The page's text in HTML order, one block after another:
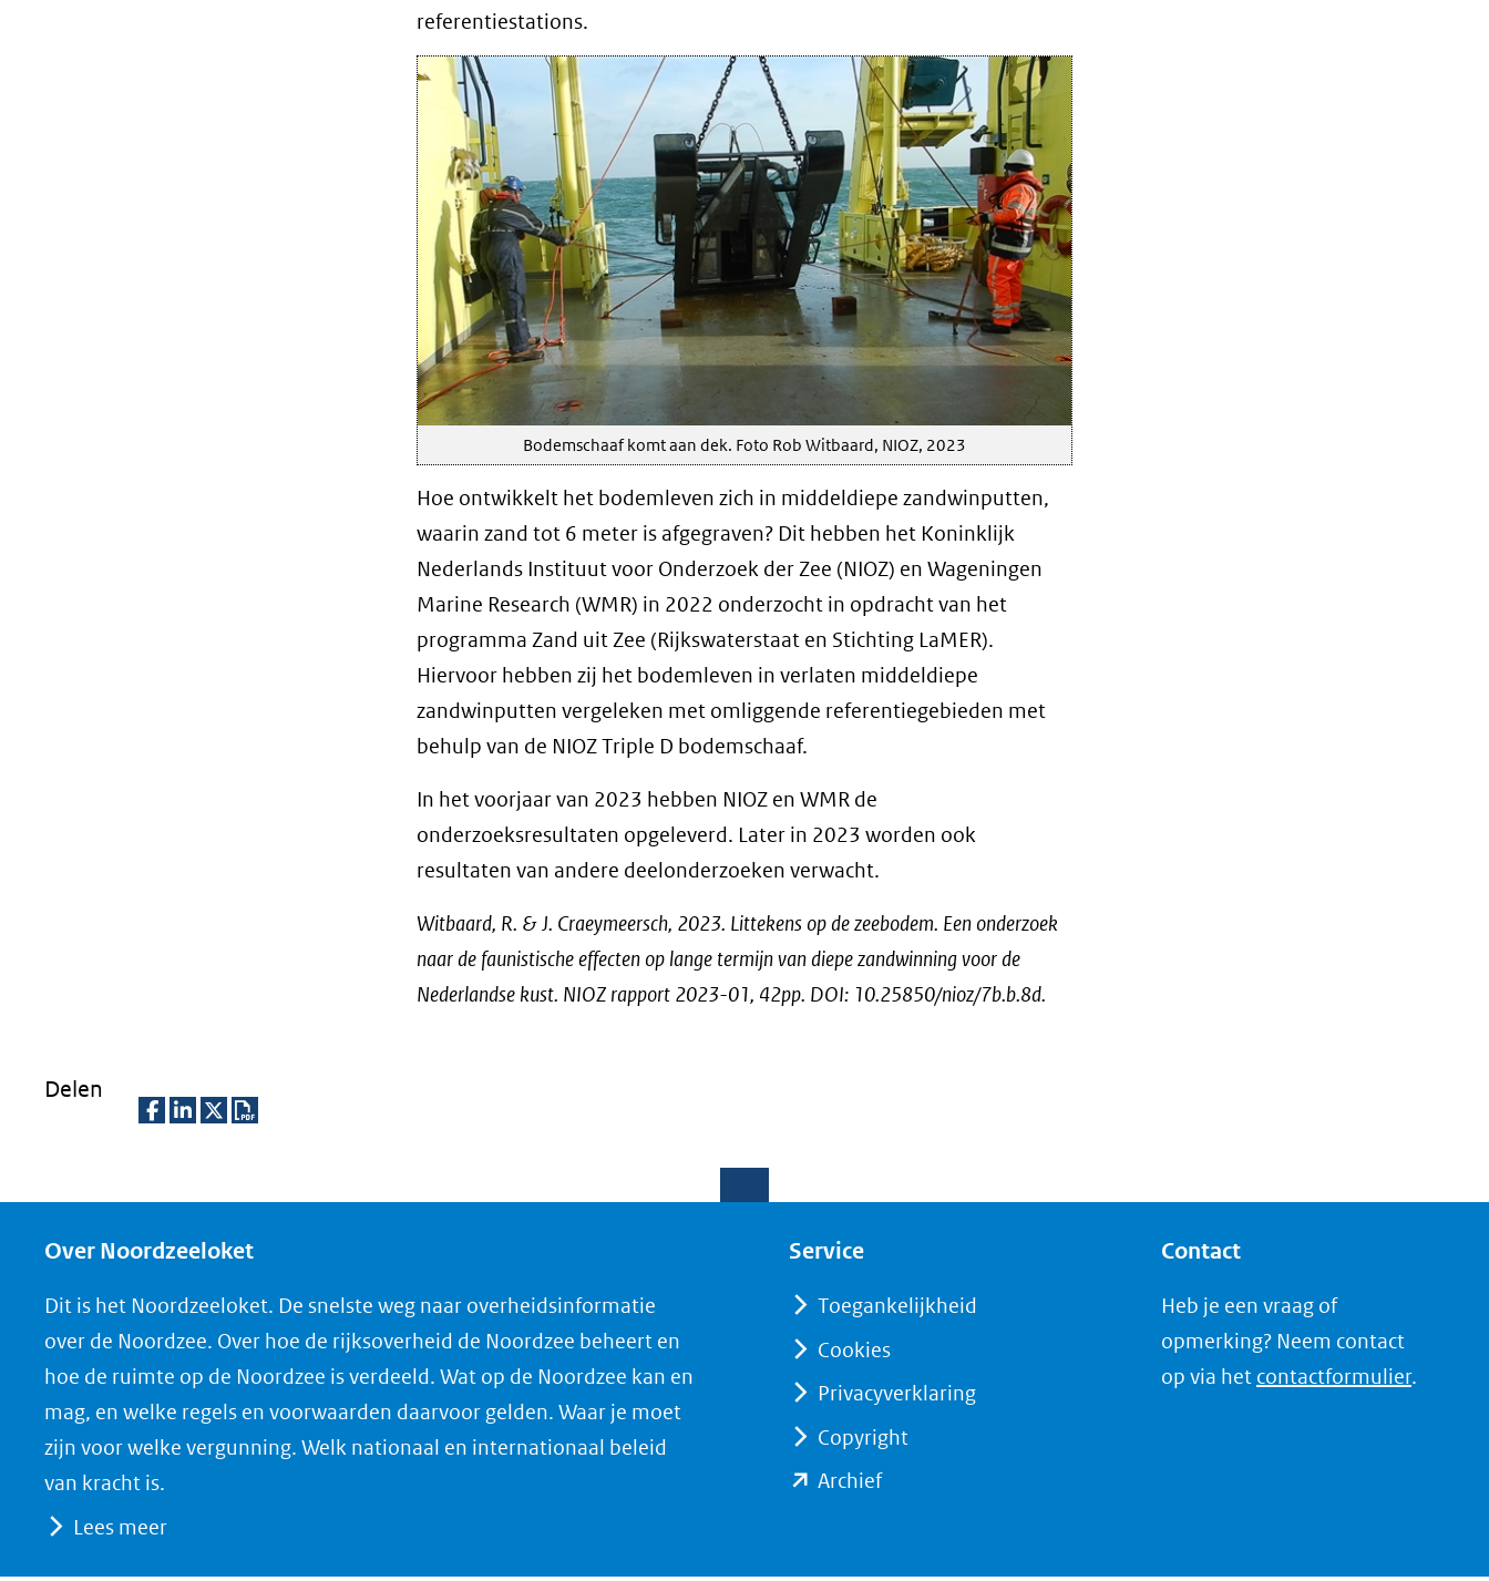
referentiestations.
Bodemschaaf komt aan dek. Foto Rob Witbaard, NIOZ, 2023
Hoe ontwikkelt het bodemleven zich in middeldiepe zandwinputten,
waarin zand tot 6 meter is afgegraven? Dit hebben het Koninklijk
Nederlands Instituut voor Onderzoek der Zee (NIOZ) en Wageningen
Marine Research (WMR) in 2022 onderzocht in opdracht van het
programma Zand uit Zee (Rijkswaterstaat en Stichting LaMER).
Hiervoor hebben zij het bodemleven in verlaten middeldiepe
zandwinputten vergeleken met omliggende referentiegebieden met
behulp van de NIOZ Triple D bodemschaaf.
In het voorjaar van 2023 hebben NIOZ en WMR de
onderzoeksresultaten opgeleverd. Later in 2023 worden ook
resultaten van andere deelonderzoeken verwacht.
Witbaard, R. & J. Craeymeersch, 2023. Littekens op de zeebodem. Een onderzoek
naar de faunistische effecten op lange termijn van diepe zandwinning voor de
Nederlandse kust. NIOZ rapport 2023-01, 42pp. DOI: 10.25850/nioz/7b.b.8d.
Delen
e
o
p
F
a
c
e
e
o
p
L
i
n
e
o
p
X
(opent
in
n
o
a
d
P
D
Over Noordzeeloket
Dit is het Noordzeeloket. De snelste weg naar overheidsinformatie
over de Noordzee. Over hoe de rijksoverheid de Noordzee beheert en
hoe de ruimte op de Noordzee is verdeeld. Wat op de Noordzee kan en
mag, en welke regels en voorwaarden daarvoor gelden. Waar je moet
zijn voor welke vergunning. Welk nationaal en internationaal beleid
van kracht is.
Lees meer
Service
Toegankelijkheid
Cookies
Privacyverklaring
Copyright
Archief(opent
Contact
Heb je een vraag of
opmerking? Neem contact
op via het contactformulier.